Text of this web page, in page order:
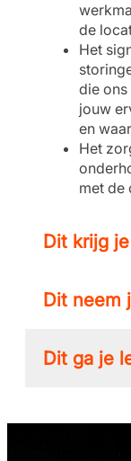
de
Het
die
jouw
en
Het
met de
Dit krijg je
Dit neem
Dit ga je